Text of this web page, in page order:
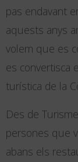
pas endavant
aquests anys
volem que es
es convertisca
turística de la
Des de
persones que
abans els